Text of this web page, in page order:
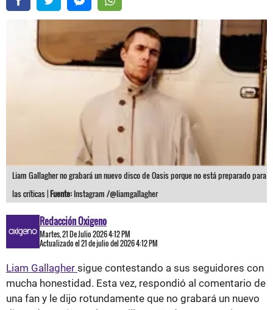
Liam Gallagher no grabará un nuevo disco de Oasis porque no está preparado para
las críticas |Fuente: Instagram /@liamgallagher
Redacción Oxigeno
Martes, 21 De Julio 2026 4:12 PM
Actualizado el 21 de julio del 2026 4:12 PM
Liam Gallagher sigue contestando a sus seguidores con
mucha honestidad. Esta vez, respondió al comentario de
una fan y le dijo rotundamente que no grabará un nuevo